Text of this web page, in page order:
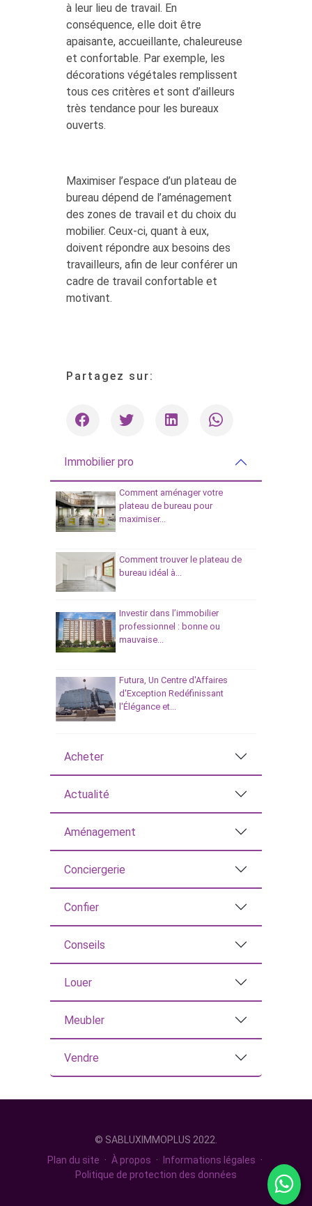
à leur lieu de travail. En
conséquence, elle doit être
apaisante, accueillante, chaleureuse
et confortable. Par exemple, les
décorations végétales remplissent
tous ces critères et sont d’ailleurs
très tendance pour les bureaux
ouverts.
Maximiser l’espace d’un plateau de
bureau dépend de l’aménagement
des zones de travail et du choix du
mobilier. Ceux-ci, quant à eux,
doivent répondre aux besoins des
travailleurs, afin de leur conférer un
cadre de travail confortable et
motivant.
Partagez sur:
Immobilier pro
Comment aménager votre
plateau de bureau pour
maximiser...
Comment trouver le plateau de
bureau idéal à...
Investir dans l’immobilier
professionnel : bonne ou
mauvaise...
Futura, Un Centre d'Affaires
d'Exception Redéfinissant
l'Élégance et...
Acheter
Actualité
Aménagement
Conciergerie
Confier
Conseils
Louer
Meubler
Vendre
© SABLUXIMMOPLUS 2022.
Plan du site · À propos · Informations légales ·
Politique de protection des données